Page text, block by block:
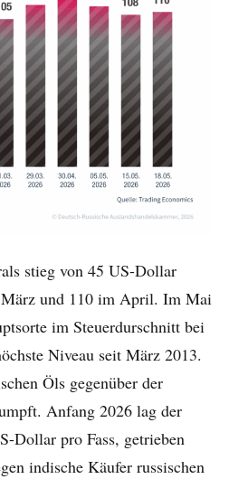
stieg von 45 US-Dollar
und 110 im April. Im Mai
im Steuerdurschnitt bei
Niveau seit März 2013.
Öls gegenüber der
Anfang 2026 lag der
Dollar pro Fass, getrieben
indische Käufer russischen